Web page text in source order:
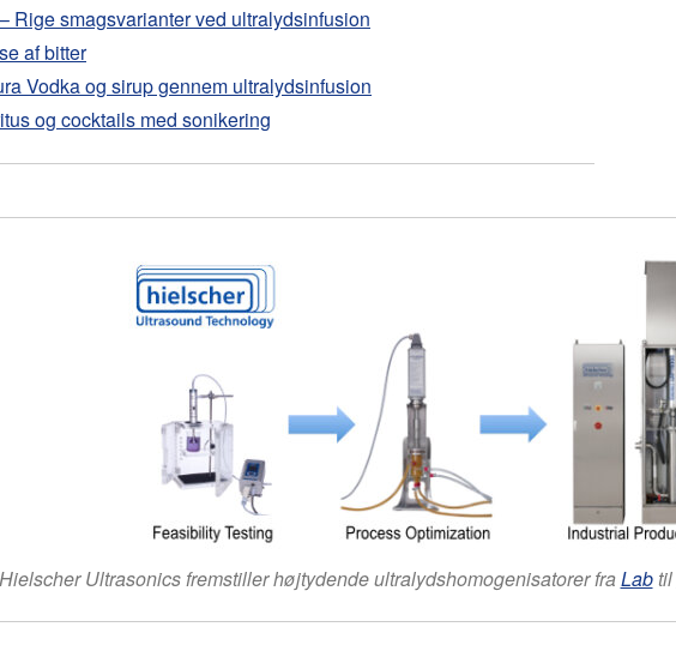
Rige smagsvarianter ved ultralydsinfusion
af bitter
Vodka og sirup gennem ultralydsinfusion
og cocktails med sonikering
Hielscher Ultrasonics fremstiller højtydende ultralydshomogenisatorer fraLabtil